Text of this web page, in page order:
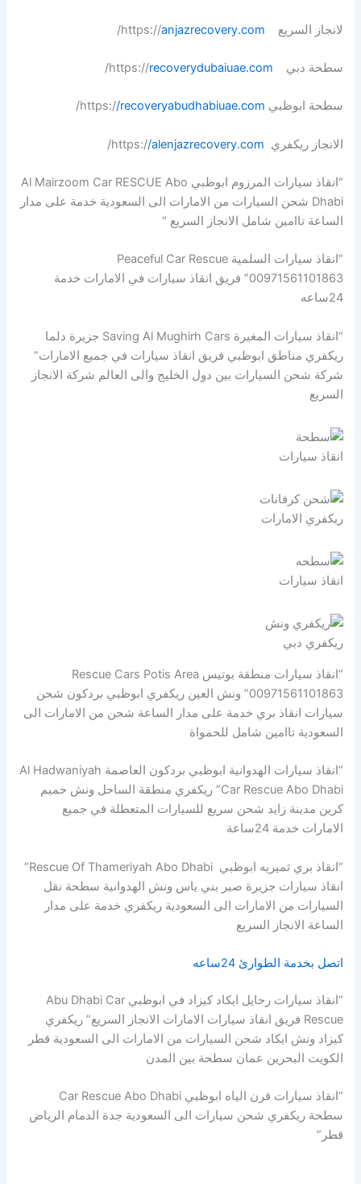
لانجاز السريع https:// anjazrecovery.com
/
سطحة دبي https:// recoverydubaiuae.com
/
سطحة ابوظبي https:/ /recoveryabudhabiuae.com
/
الانجاز ريكفري https:/ /alenjazrecovery.com
/
“انقاذ سيارات المرزوم ابوظبي Al Mairzoom Car RESCUE Abo
Dhabi شحن السيارات من الامارات الى السعودية خدمة على مدار
الساعة تاامين شامل الانجاز السريع “
“انقاذ سيارات السلمية Peaceful Car Rescue
00971561101863” فريق انقاذ سيارات في الامارات خدمة
24ساعه
“انقاذ سيارات المغيرة Saving Al Mughirh Cars جزيرة دلما
ريكفري مناطق ابوظبي فريق انقاذ سيارات في جميع الامارات”
شركة شحن السيارات بين دول الخليج والى العالم شركة الانجاز
السريع
انقاذ سيارات
ريكفري الامارات
انقاذ سيارات
ريكفري دبي
“انقاذ سيارات منطقة بوتيس Rescue Cars Potis Area
00971561101863” ونش العين ريكفري ابوظبي بردكون شحن
سيارات انقاذ بري خدمة على مدار الساعة شحن من الامارات الى
السعودية تاامين شامل للحمواة
“انقاذ سيارات الهدوانية ابوظبي بردكون العاصمة Al Hadwaniyah
Car Rescue Abo Dhabi” ريكفري منطقة الساحل ونش حميم
كرين مدينة زايد شحن سريع للسيارات المتعطلة في جميع
الامارات خدمة 24ساعة
“انقاذ بري ثميريه ابوظبي Rescue Of Thameriyah Abo Dhabi”
انقاذ سيارات جزيرة صير بني ياس ونش الهدوانية سطحة نقل
السيارات من الامارات الى السعودية ريكفري خدمة على مدار
الساعة الانجاز السريع
اتصل بخدمة الطوارئ 24ساعه
“انقاذ سيارات رحايل ايكاد كيزاد في ابوظبي Abu Dhabi Car
Rescue فريق انقاذ سيارات الامارات الانجاز السريع” ريكفري
كيزاد ونش ايكاد شحن السيارات من الامارات الى السعودية قطر
الكويت البحرين عمان سطحة بين المدن
سطحة ريكفري شحن سيارات الى السعودية جدة الدمام الرياض
قطر”